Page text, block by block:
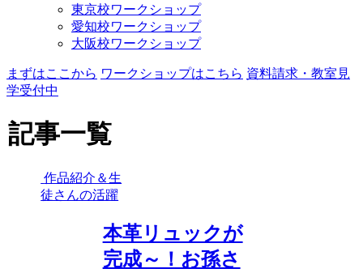
東京校ワークショップ
愛知校ワークショップ
大阪校ワークショップ
まずはここから ワークショップはこちら 資料請求・教室見
学受付中
記事一覧
作品紹介＆生
徒さんの活躍
本革リュックが
完成～！お孫さ